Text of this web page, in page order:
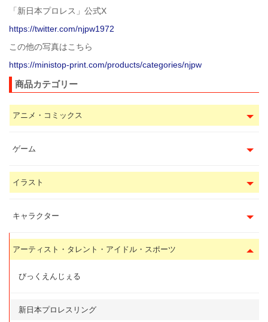
「新日本プロレス」公式X
https://twitter.com/njpw1972
この他の写真はこちら
https://ministop-print.com/products/categories/njpw
商品カテゴリー
アニメ・コミックス
ゲーム
イラスト
キャラクター
アーティスト・タレント・アイドル・スポーツ
びっくえんじぇる
新日本プロレスリング